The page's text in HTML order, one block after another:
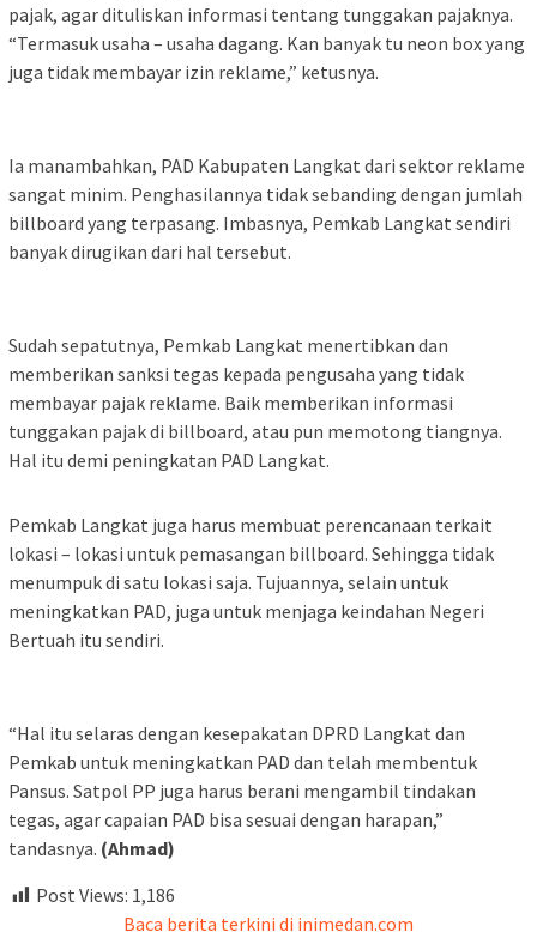
pajak, agar dituliskan informasi tentang tunggakan pajaknya.
“Termasuk usaha – usaha dagang. Kan banyak tu neon box yang
juga tidak membayar izin reklame,” ketusnya.
Ia manambahkan, PAD Kabupaten Langkat dari sektor reklame
sangat minim. Penghasilannya tidak sebanding dengan jumlah
billboard yang terpasang. Imbasnya, Pemkab Langkat sendiri
banyak dirugikan dari hal tersebut.
Sudah sepatutnya, Pemkab Langkat menertibkan dan
memberikan sanksi tegas kepada pengusaha yang tidak
membayar pajak reklame. Baik memberikan informasi
tunggakan pajak di billboard, atau pun memotong tiangnya.
Hal itu demi peningkatan PAD Langkat.
Pemkab Langkat juga harus membuat perencanaan terkait
lokasi – lokasi untuk pemasangan billboard. Sehingga tidak
menumpuk di satu lokasi saja. Tujuannya, selain untuk
meningkatkan PAD, juga untuk menjaga keindahan Negeri
Bertuah itu sendiri.
“Hal itu selaras dengan kesepakatan DPRD Langkat dan
Pemkab untuk meningkatkan PAD dan telah membentuk
Pansus. Satpol PP juga harus berani mengambil tindakan
tegas, agar capaian PAD bisa sesuai dengan harapan,”
tandasnya. (Ahmad)
Post Views: 1,186
Baca berita terkini di inimedan.com